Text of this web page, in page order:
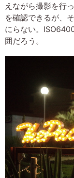
えながら撮影を行
を確認できるが、
にらない。
囲だろう。